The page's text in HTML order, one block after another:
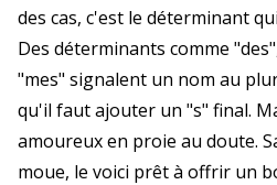
des cas, c'est le déterminant
Des déterminants comme
"mes" signalent un nom au
qu'il faut ajouter un "s" final.
amoureux en proie au doute.
moue, le voici prêt à offrir un